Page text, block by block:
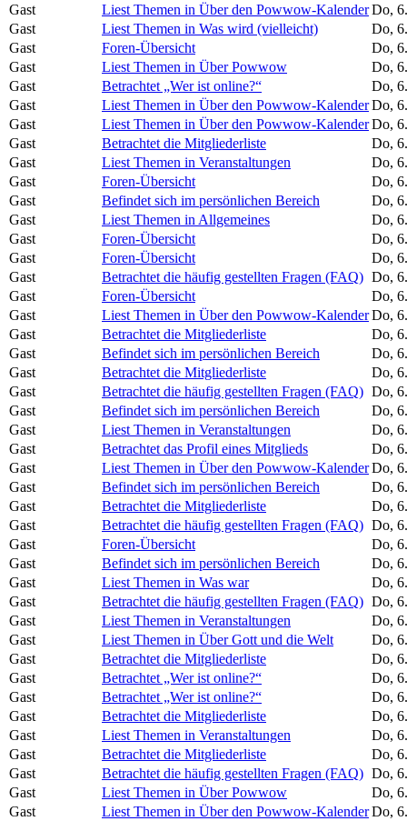
Gast
Liest Themen in Über den Powwow-KalenderDo,
Gast
Liest Themen in Was wird (vielleicht)
Do,
Gast
Foren-Übersicht
Do,
Gast
Liest Themen in Über Powwow
Do,
Gast
Betrachtet „Wer ist online?“
Do,
Gast
Liest Themen in Über den Powwow-KalenderDo,
Gast
Liest Themen in Über den Powwow-KalenderDo,
Gast
Betrachtet die Mitgliederliste
Do,
Gast
Liest Themen in Veranstaltungen
Do,
Gast
Foren-Übersicht
Do,
Gast
Befindet sich im persönlichen Bereich
Do,
Gast
Liest Themen in Allgemeines
Do,
Gast
Foren-Übersicht
Do,
Gast
Foren-Übersicht
Do,
Gast
Betrachtet die häufig gestellten Fragen (FAQ) Do,
Gast
Foren-Übersicht
Do,
Gast
Liest Themen in Über den Powwow-KalenderDo,
Gast
Betrachtet die Mitgliederliste
Do,
Gast
Befindet sich im persönlichen Bereich
Do,
Gast
Betrachtet die Mitgliederliste
Do,
Gast
Betrachtet die häufig gestellten Fragen (FAQ) Do,
Gast
Befindet sich im persönlichen Bereich
Do,
Gast
Liest Themen in Veranstaltungen
Do,
Gast
Betrachtet das Profil eines Mitglieds
Do,
Gast
Liest Themen in Über den Powwow-KalenderDo,
Gast
Befindet sich im persönlichen Bereich
Do,
Gast
Betrachtet die Mitgliederliste
Do,
Gast
Betrachtet die häufig gestellten Fragen (FAQ) Do,
Gast
Foren-Übersicht
Do,
Gast
Befindet sich im persönlichen Bereich
Do,
Gast
Liest Themen in Was war
Do,
Gast
Betrachtet die häufig gestellten Fragen (FAQ) Do,
Gast
Liest Themen in Veranstaltungen
Do,
Gast
Liest Themen in Über Gott und die Welt
Do,
Gast
Betrachtet die Mitgliederliste
Do,
Gast
Betrachtet „Wer ist online?“
Do,
Gast
Betrachtet „Wer ist online?“
Do,
Gast
Betrachtet die Mitgliederliste
Do,
Gast
Liest Themen in Veranstaltungen
Do,
Gast
Betrachtet die Mitgliederliste
Do,
Gast
Betrachtet die häufig gestellten Fragen (FAQ) Do,
Gast
Liest Themen in Über Powwow
Do,
Gast
Liest Themen in Über den Powwow-KalenderDo,